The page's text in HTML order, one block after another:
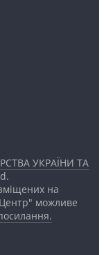
УКРАЇНИ ТА
на
можливе